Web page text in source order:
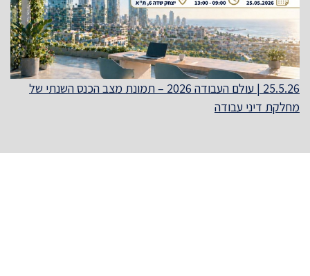
25.5.26 | עולם העבודה 2026 – תמונת מצב הכנס השנתי של
מחלקת דיני עבודה